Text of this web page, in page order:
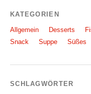
KATEGORIEN
Allgemein Desserts
Snack
Suppe Süßes
SCHLAGWÖRTER